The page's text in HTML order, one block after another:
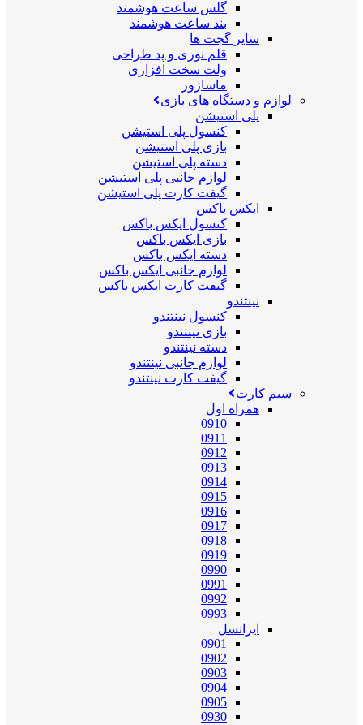
گلس ساعت هوشمند
بند ساعت هوشمند
سایر گجت ها
قلم نوری و پد طراحی
ولت سخت افزاری
ماساژور
لوازم و دستگاه های بازی
پلی استیشن
کنسول پلی استیشن
بازی پلی استیشن
دسته پلی استیشن
لوازم جانبی پلی استیشن
گیفت کارت پلی استیشن
ایکس باکس
کنسول ایکس باکس
بازی ایکس باکس
دسته ایکس باکس
لوازم جانبی ایکس باکس
گیفت کارت ایکس باکس
نینتندو
کنسول نینتندو
بازی نینتندو
دسته نینتندو
لوازم جانبی نینتندو
گیفت کارت نینتندو
سیم کارت
همراه اول
0910
0911
0912
0913
0914
0915
0916
0917
0918
0919
0990
0991
0992
0993
ایرانسل
0901
0902
0903
0904
0905
0930